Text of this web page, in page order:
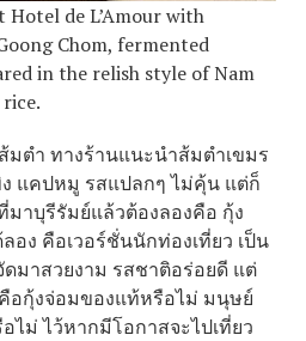
Hotel de L’Amour with
Chom, fermented
in the relish style of Nam
มตำ ทางร้านแนะนำส้มตำเขมร
ง แคปหมู รสแปลกๆ ไม่คุ้น แต่ก็
มาบุรีรัมย์แล้วต้องลองคือ กุ้ง
อง คือเวอร์ชั่นนักท่องเที่ยว เป็น
ดมาสวยงาม รสชาติอร่อยดี แต่
อกุ้งจ่อมของแท้หรือไม่ มนุษย์
ไม่ ไว้หากมีโอกาสจะไปเที่ยว